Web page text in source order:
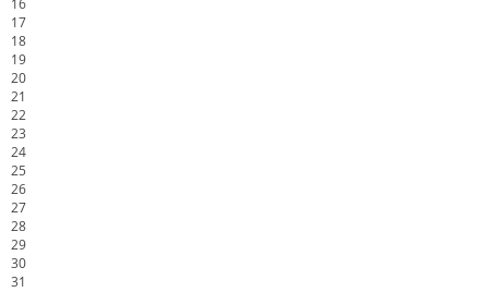
16
17
18
19
20
21
22
23
24
25
26
27
28
29
30
31